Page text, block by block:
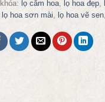
lọ cắm hoa, lọ hoa đẹp,
lọ hoa sơn mài lọ hoa vẽ sen,